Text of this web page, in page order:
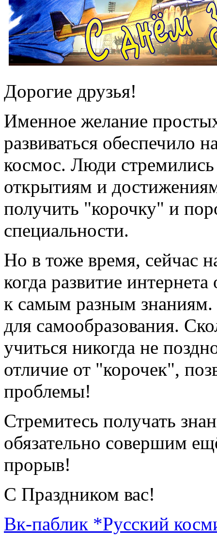
Дорогие друзья!
Именное желание
развиваться обеспечило
космос. Люди
открытиям и
получить "корочку" и
специальности.
Но в тоже время, сейчас
когда развитие
к самым разным знаниям.
для самообразования.
учиться никогда не
отличие от "корочек",
проблемы!
Стремитесь получать
обязательно совершим
прорыв!
С Праздником вас!
Вк-паблик *Русский